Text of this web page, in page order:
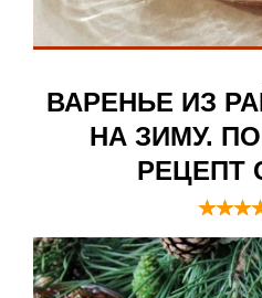
ВАРЕНЬЕ ИЗ
НА ЗИМУ.
РЕЦЕПТ